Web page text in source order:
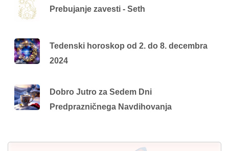
Prebujanje zavesti - Seth
Tedenski horoskop od 2. do 8. decembra
2024
Dobro Jutro za Sedem Dni
Predprazničnega Navdihovanja